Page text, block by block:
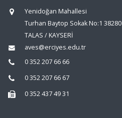
Yenidoğan Mahallesi
Turhan Baytop Sokak No:1 38280
TALAS / KAYSERİ
aves@erciyes.edu.tr
0 352 207 66 66
0 352 207 66 67
0 352 437 49 31